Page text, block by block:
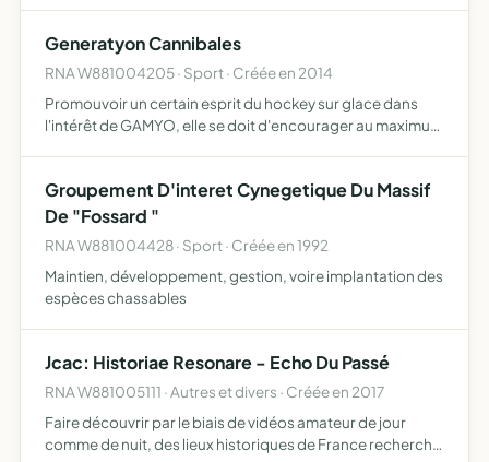
Generatyon Cannibales
RNA W881004205 · Sport · Créée en 2014
Promouvoir un certain esprit du hockey sur glace dans
l'intérêt de GAMYO, elle se doit d'encourager au maximum
Groupement D'interet Cynegetique Du Massif
De "Fossard "
RNA W881004428 · Sport · Créée en 1992
Maintien, développement, gestion, voire implantation des
espèces chassables
Jcac: Historiae Resonare - Echo Du Passé
RNA W881005111 · Autres et divers · Créée en 2017
Faire découvrir par le biais de vidéos amateur de jour
comme de nuit, des lieux historiques de France recherche